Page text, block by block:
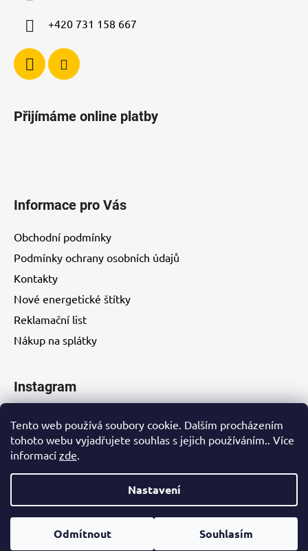
Tento web používá soubory cookie. Dalším procházením
tohoto webu vyjadřujete souhlas s jejich používáním.. Více
informací zde.
Nastavení
Odmítnout Souhlasím
s
+420 731 158 667
Přijímáme online platby
Informace pro Vás
Obchodní podmínky
Podmínky ochrany osobních údajů
Kontakty
Nové energetické štítky
Reklamační list
Nákup na splátky
Instagram
Vytvořil Shoptet
Copyright 2026
. Všechna práva